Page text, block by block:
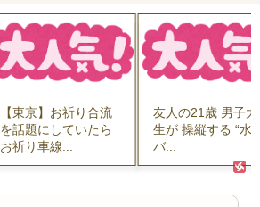
【東京】お祈り合流
を話題にしていたら
お祈り車線...
友人の21歳 男子
生が 操縦する “水
バ...